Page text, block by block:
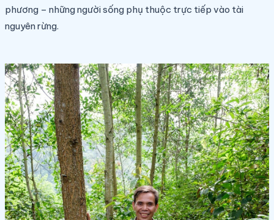
phương – những người sống phụ thuộc trực tiếp vào tài
nguyên rừng.